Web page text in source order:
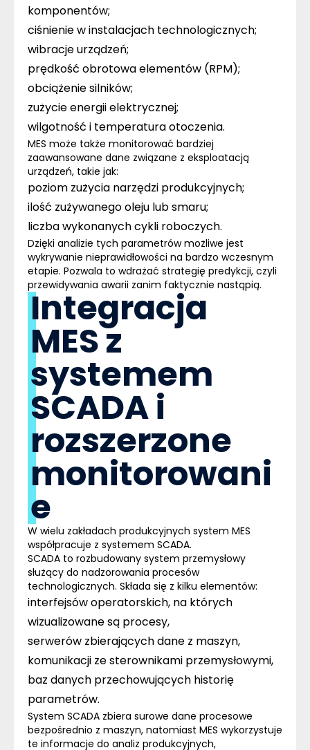
komponentów;
ciśnienie w instalacjach technologicznych;
wibracje urządzeń;
prędkość obrotowa elementów (RPM);
obciążenie silników;
zużycie energii elektrycznej;
wilgotność i temperatura otoczenia.
MES może także monitorować bardziej
zaawansowane dane związane z eksploatacją
urządzeń, takie jak:
poziom zużycia narzędzi produkcyjnych;
ilość zużywanego oleju lub smaru;
liczba wykonanych cykli roboczych.
Dzięki analizie tych parametrów możliwe jest
wykrywanie nieprawidłowości na bardzo wczesnym
etapie. Pozwala to wdrażać strategię predykcji, czyli
przewidywania awarii zanim faktycznie nastąpią.
Integracja
MES z
systemem
SCADA i
rozszerzone
monitorowani
e
W wielu zakładach produkcyjnych system MES
współpracuje z systemem SCADA.
SCADA to rozbudowany system przemysłowy
służący do nadzorowania procesów
technologicznych. Składa się z kilku elementów:
interfejsów operatorskich, na których
wizualizowane są procesy,
serwerów zbierających dane z maszyn,
komunikacji ze sterownikami przemysłowymi,
baz danych przechowujących historię
parametrów.
System SCADA zbiera surowe dane procesowe
bezpośrednio z maszyn, natomiast MES wykorzystuje
te informacje do analiz produkcyjnych,